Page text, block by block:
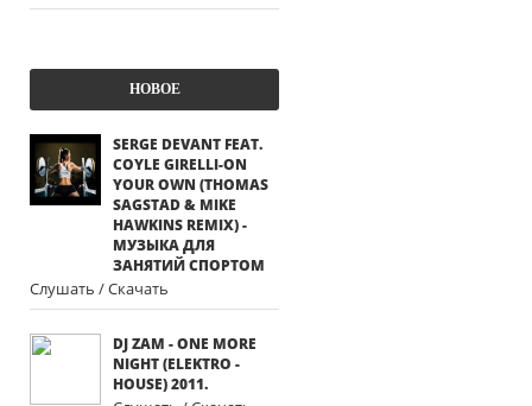
НОВОЕ
SERGE DEVANT FEAT.
COYLE GIRELLI-ON
YOUR OWN (THOMAS
SAGSTAD & MIKE
HAWKINS REMIX) -
МУЗЫКА ДЛЯ
ЗАНЯТИЙ СПОРТОМ
Слушать / Скачать
DJ ZAM - ONE MORE
NIGHT (ELEKTRO -
HOUSE) 2011.